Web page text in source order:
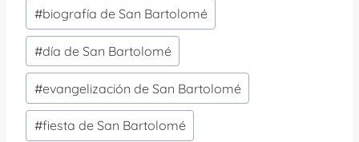
la
entrada:
#biografía de San Bartolomé
#día de San Bartolomé
#evangelización de San Bartolomé
#fiesta de San Bartolomé